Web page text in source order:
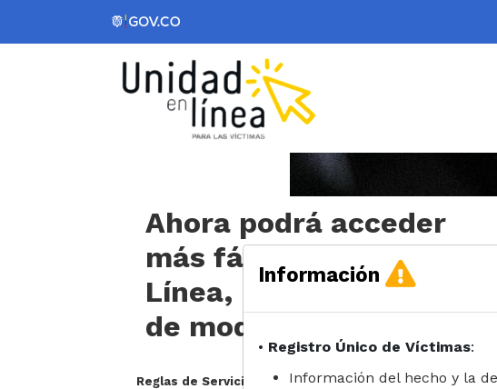
Ahora podrá acceder
más fácil a Unidad en
Línea,
de modo seguro
Reglas de Servicio
Información
• Registro Único de Víctimas:
Información del hecho y la